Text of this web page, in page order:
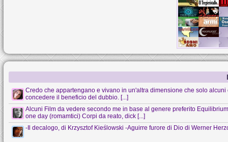
Credo che appartengano e vivano in un'altra dimensione che solo
concedere il beneficio del dubbio. [...]
Alcuni Film da vedere secondo me in base al genere preferito
one day (romamtici) Corpi da reato, dick [...]
-Il decalogo, di Krzysztof Kieślowski -Aguirre furore di Dio di Werner